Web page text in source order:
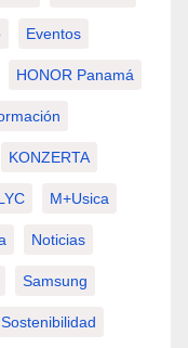
Eventos
HONOR Panamá
KONZERTA
M+usica
Noticias
Samsung
Sostenibilidad